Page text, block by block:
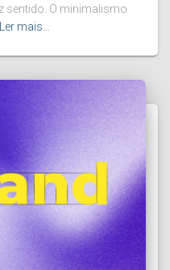
sentido. O minimalismo
Ler mais…